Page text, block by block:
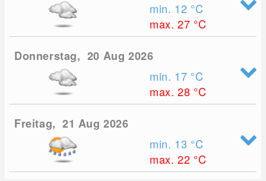
min. 12 °C
max. 27 °C
Donnerstag, 20 Aug 2026
min. 17 °C
max. 28 °C
Freitag, 21 Aug 2026
min. 13 °C
max. 22 °C